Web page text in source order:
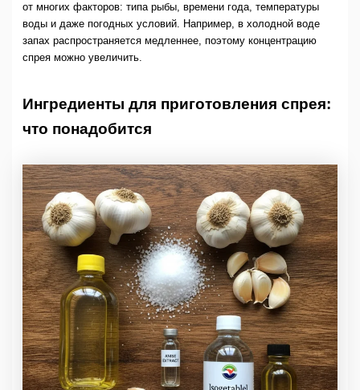
от многих факторов: типа рыбы, времени года, температуры
воды и даже погодных условий. Например, в холодной воде
запах распространяется медленнее, поэтому концентрацию
спрея можно увеличить.
Ингредиенты для приготовления спрея:
что понадобится